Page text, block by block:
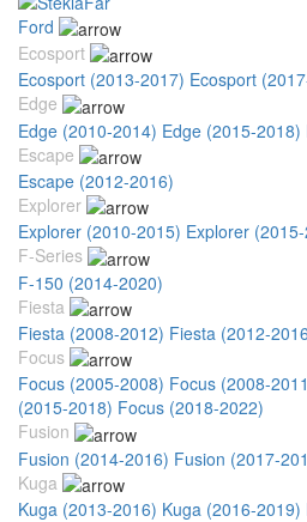
Ford
Ecosport
Ecosport (2013-2017) Ecosport
Edge
Edge (2010-2014) Edge (2015-2018)
Escape
Escape (2012-2016)
Explorer
Explorer (2010-2015) Explorer
F-Series
F-150 (2014-2020)
Fiesta
Fiesta (2008-2012) Fiesta (2012-
Focus
Focus (2005-2008) Focus (2008-
(2015-2018) Focus (2018-2022)
Fusion
Fusion (2014-2016) Fusion (2017-
Kuga
Kuga (2013-2016) Kuga (2016-2019)